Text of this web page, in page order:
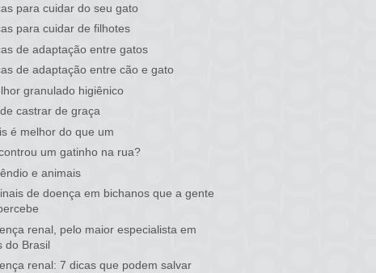
para cuidar do seu gato
para cuidar de filhotes
de adaptação entre gatos
de adaptação entre cão e gato
granulado higiênico
castrar de graça
é melhor do que um
um gatinho na rua?
e animais
de doença em bichanos que a gente
renal, pelo maior especialista em
do Brasil
renal: 7 dicas que podem salvar